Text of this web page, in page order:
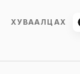
ХУВААЛЦАХ